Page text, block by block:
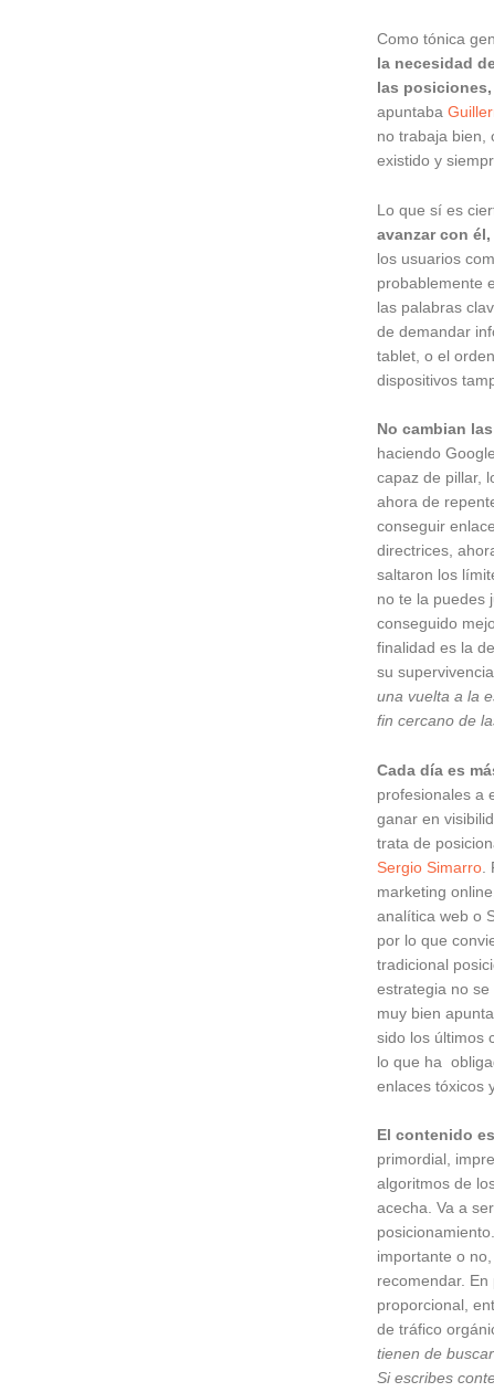
Como tónica
la necesidad
las
apuntaba
no trabaja bien,
existido y
Lo que sí es
avanzar con él,
los usuarios
probablemente
las palabras
de demandar
tablet, o el
dispositivos
No cambian
haciendo
capaz de pillar,
ahora de
conseguir
directrices,
saltaron los
no te la puedes
conseguido
finalidad es la
su
una vuelta a la
fin cercano de
Cada día es
profesionales a
ganar en
trata de
Sergio Simarro
marketing
analítica web o
por lo que
tradicional
estrategia no
muy bien
sido los últimos
lo que ha
enlaces tóxicos
El contenido
primordial,
algoritmos de
acecha. Va a
importante o
recomendar.
proporcional,
de tráfico
tienen de
Si escribes